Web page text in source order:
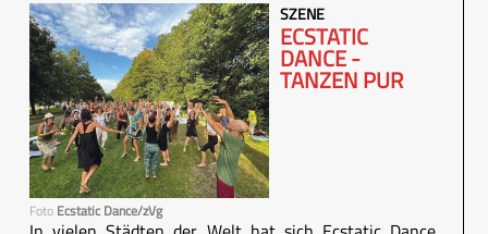
Foto Ecstatic Dance/zVg
SZENE
ECSTATIC
DANCE -
TANZEN PUR